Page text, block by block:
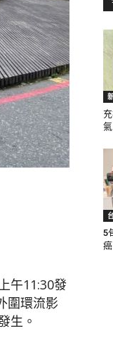
午11:30發
圍環流影
生。
5